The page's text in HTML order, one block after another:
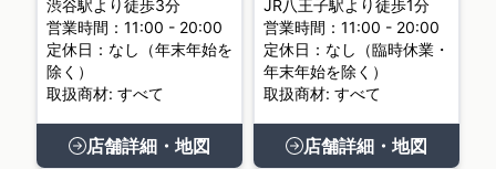
渋谷駅より徒歩3分
営業時間：11:00 - 20:00
定休日：なし（年末年始を
除く）
取扱商材: すべて
店舗詳細・地図
JR八王子駅より徒歩1分
営業時間：11:00 - 20:00
定休日：なし（臨時休業・
年末年始を除く）
取扱商材: すべて
店舗詳細・地図